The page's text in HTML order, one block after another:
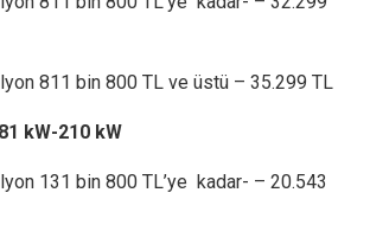
811 bin 800 TL ve üstü – 35.299 TL
kW-210 kW
131 bin 800 TL’ye kadar- – 20.543